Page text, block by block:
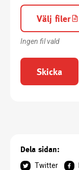
Välj filer
Ingen fil vald
Skicka
Dela sidan:
Twitter